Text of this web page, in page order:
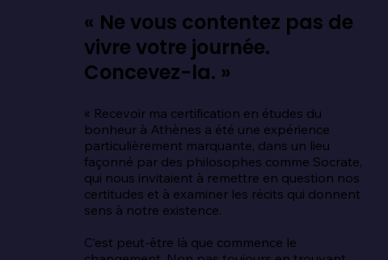
« Ne vous contentez pas de
vivre votre journée.
Concevez-la. »
« Recevoir ma certification en études du
bonheur à Athènes a été une expérience
particulièrement marquante, dans un lieu
façonné par des philosophes comme Socrate,
qui nous invitaient à remettre en question nos
certitudes et à examiner les récits qui donnent
sens à notre existence.
C’est peut-être là que commence le